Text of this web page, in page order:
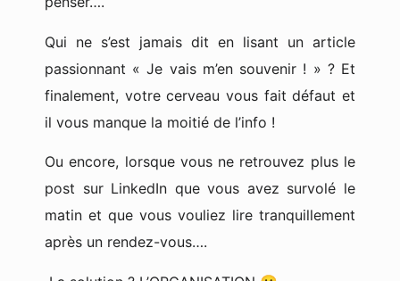
Qui ne s’est jamais dit en lisant un article
passionnant « Je vais m’en souvenir ! » ? Et
finalement, votre cerveau vous fait défaut et
il vous manque la moitié de l’info !
Ou encore, lorsque vous ne retrouvez plus le
post sur LinkedIn que vous avez survolé le
matin et que vous vouliez lire tranquillement
après un rendez-vous….